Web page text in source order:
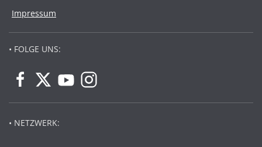
Impressum
• FOLGE UNS:
• NETZWERK: